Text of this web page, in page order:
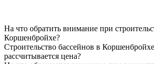
На что обратить внимание при
Коршенбройхе?
Строительство бассейнов в
рассчитывается цена?